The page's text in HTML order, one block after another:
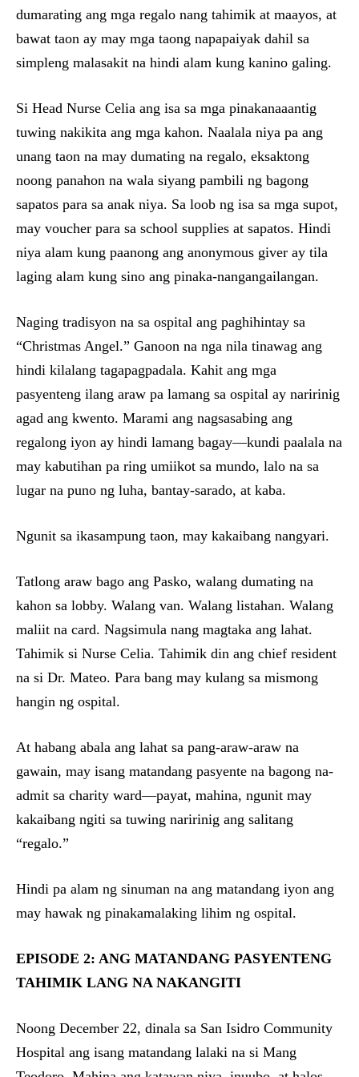
dumarating ang mga regalo nang tahimik at maayos, at
bawat taon ay may mga taong napapaiyak dahil sa
simpleng malasakit na hindi alam kung kanino galing.
Si Head Nurse Celia ang isa sa mga pinakanaaantig
tuwing nakikita ang mga kahon. Naalala niya pa ang
unang taon na may dumating na regalo, eksaktong
noong panahon na wala siyang pambili ng bagong
sapatos para sa anak niya. Sa loob ng isa sa mga supot,
may voucher para sa school supplies at sapatos. Hindi
niya alam kung paanong ang anonymous giver ay tila
laging alam kung sino ang pinaka-nangangailangan.
Naging tradisyon na sa ospital ang paghihintay sa
“Christmas Angel.” Ganoon na nga nila tinawag ang
hindi kilalang tagapagpadala. Kahit ang mga
pasyenteng ilang araw pa lamang sa ospital ay naririnig
agad ang kwento. Marami ang nagsasabing ang
regalong iyon ay hindi lamang bagay—kundi paalala na
may kabutihan pa ring umiikot sa mundo, lalo na sa
lugar na puno ng luha, bantay-sarado, at kaba.
Ngunit sa ikasampung taon, may kakaibang nangyari.
Tatlong araw bago ang Pasko, walang dumating na
kahon sa lobby. Walang van. Walang listahan. Walang
maliit na card. Nagsimula nang magtaka ang lahat.
Tahimik si Nurse Celia. Tahimik din ang chief resident
na si Dr. Mateo. Para bang may kulang sa mismong
hangin ng ospital.
At habang abala ang lahat sa pang-araw-araw na
gawain, may isang matandang pasyente na bagong na-
admit sa charity ward—payat, mahina, ngunit may
kakaibang ngiti sa tuwing naririnig ang salitang
“regalo.”
Hindi pa alam ng sinuman na ang matandang iyon ang
may hawak ng pinakamalaking lihim ng ospital.
EPISODE 2: ANG MATANDANG PASYENTENG
TAHIMIK LANG NA NAKANGITI
Noong December 22, dinala sa San Isidro Community
Hospital ang isang matandang lalaki na si Mang